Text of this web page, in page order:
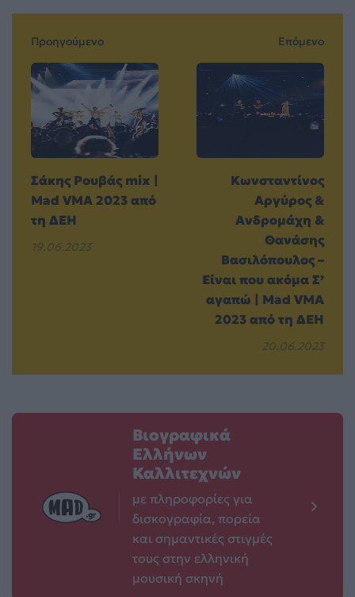
Προηγούμενο
Σάκης Ρουβάς mix |
Mad VMA 2023 από
τη ΔΕΗ
19.06.2023
Επόμενο
Κωνσταντίνος
Αργύρος &
Ανδρομάχη &
Θανάσης
Βασιλόπουλος –
Είναι που ακόμα Σ’
αγαπώ | Mad VMA
2023 από τη ΔΕΗ
20.06.2023
Βιογραφικά
Ελλήνων
Καλλιτεχνών
με πληροφορίες για
δισκογραφία, πορεία
και σημαντικές στιγμές
τους στην ελληνική
μουσική σκηνή